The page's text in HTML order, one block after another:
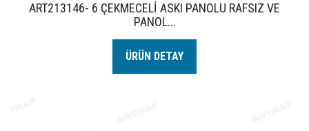
ART213146- 6 ÇEKMECELİ ASKI PANOLU RAFSIZ VE
PANOL...
ÜRÜN DETAY